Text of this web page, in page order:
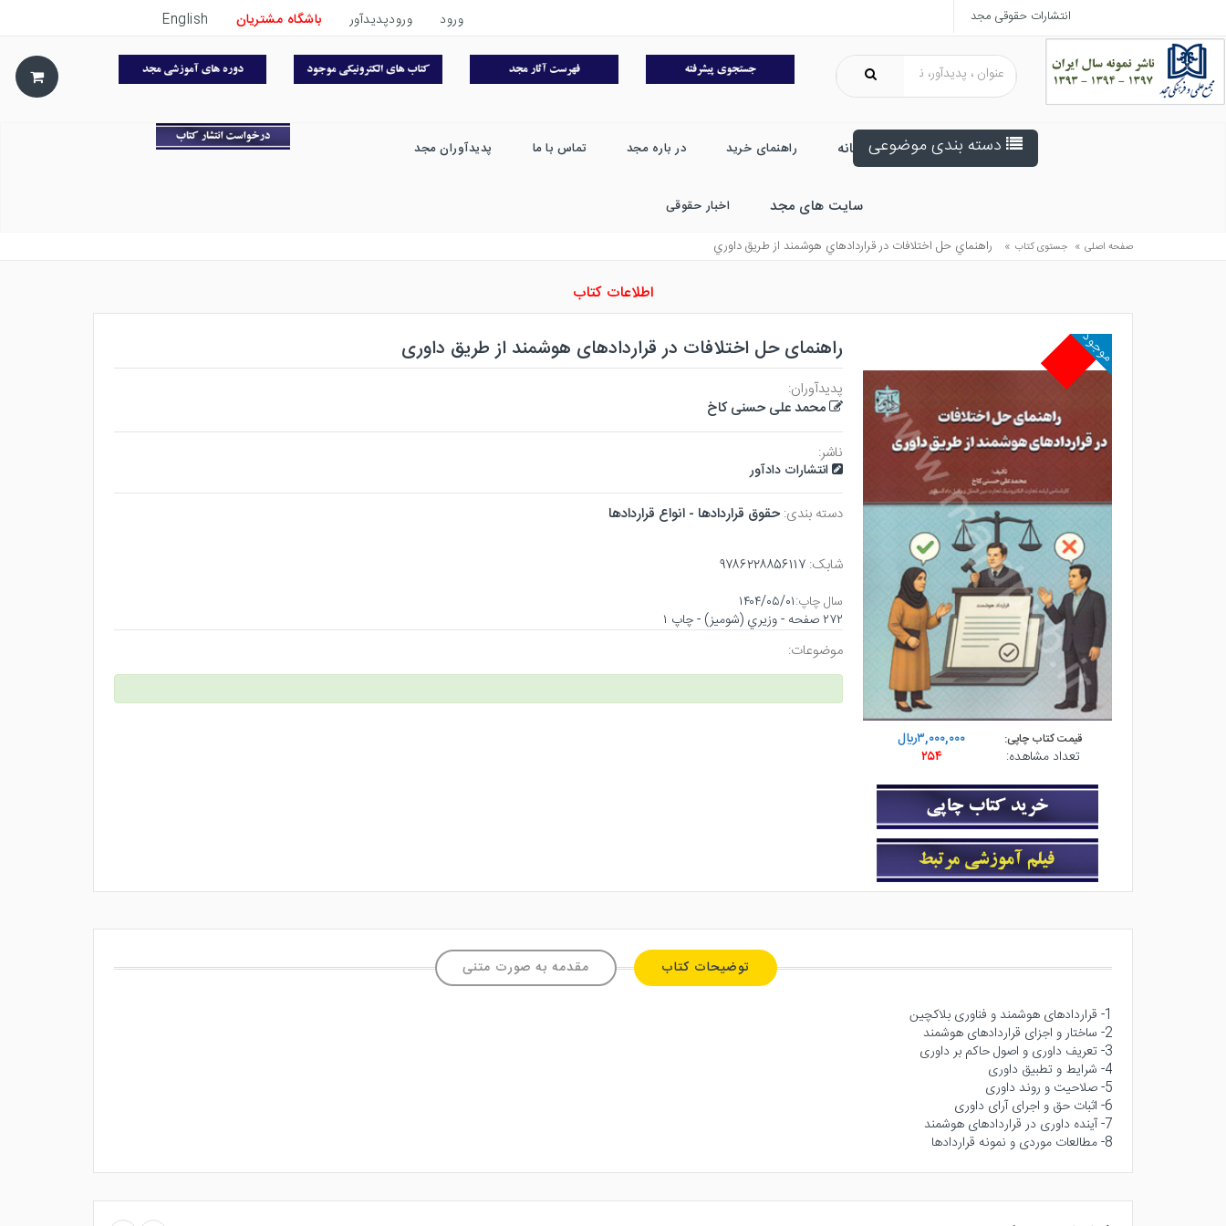
انتشارات حقوقی مجد ورود ورودپدیدآور باشگاه مشتریان English
دسته بندی موضوعی خانه راهنمای خرید در باره مجد تماس با ما پدیدآوران مجد
سایت های مجد اخبار حقوقی
صفحه اصلی » جستوی کتاب » راهنماي حل اختلافات در قراردادهاي هوشمند از طريق داوري
اطلاعات کتاب
موجود
قیمت کتاب چاپی:
۳,۰۰۰,۰۰۰ريال
تعداد مشاهده:
۲۵۴
راهنمای حل اختلافات در قراردادهای هوشمند از طریق داوری
پدیدآوران:
محمد علی حسنی کاخ
ناشر:
انتشارات دادآور
دسته بندی:حقوق قراردادها - انواع قراردادها
شابک:۹۷۸۶۲۲۸۸۵۶۱۱۷
سال چاپ:۱۴۰۴/۰۵/۰۱
۲۷۲ صفحه - وزيري (شوميز) - چاپ ۱
موضوعات:
توضیحات کتاب مقدمه به صورت متنی
1- قراردادهای هوشمند و فناوری بلاکچین
2- ساختار و اجزای قراردادهای هوشمند
3- تعریف داوری و اصول حاکم بر داوری
4- شرایط و تطبیق داوری
5- صلاحیت و روند داوری
6- اثبات حق و اجرای آرای داوری
7- آینده داوری در قراردادهای هوشمند
8- مطالعات موردی و نمونه قراردادها